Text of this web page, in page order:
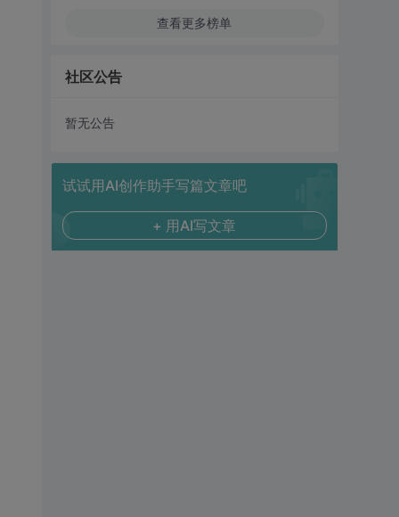
查看更多榜单
社区公告
暂无公告
试试用AI创作助手写篇文章吧
+ 用AI写文章